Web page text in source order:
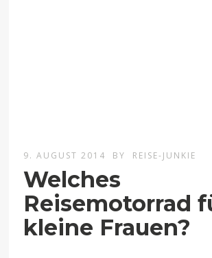
9. AUGUST 2014 BY REISE-JUNKIE
Welches
Reisemotorrad
kleine Frauen?